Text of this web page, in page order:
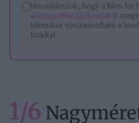
Hozzájárulok, hogy a
adatkezelési tájékoztatót
bármikor visszavonható a
linkkel.
1/6